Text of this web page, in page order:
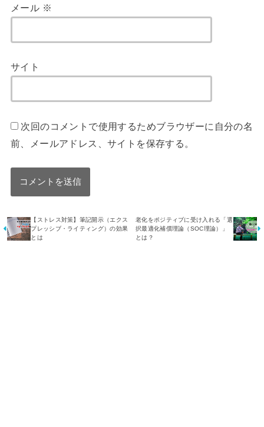
メール ※
サイト
次回のコメントで使用するためブラウザーに自分の名
前、メールアドレス、サイトを保存する。
【ストレス対策】筆記開示（エクス
プレッシブ・ライティング）の効果
とは
老化をポジティブに受け入れる「選
択最適化補償理論（SOC理論）」
とは？